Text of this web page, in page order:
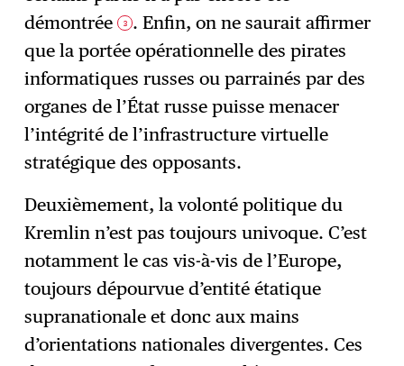
démontrée 3 . Enfin, on ne saurait affirmer
que la portée opérationnelle des pirates
informatiques russes ou parrainés par des
organes de l’État russe puisse menacer
l’intégrité de l’infrastructure virtuelle
stratégique des opposants.
Deuxièmement, la volonté politique du
Kremlin n’est pas toujours univoque. C’est
notamment le cas vis-à-vis de l’Europe,
toujours dépourvue d’entité étatique
supranationale et donc aux mains
d’orientations nationales divergentes. Ces